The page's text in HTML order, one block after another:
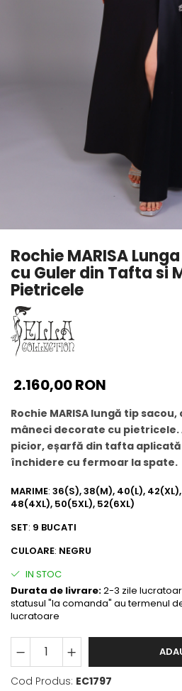
Rochie MARISA
cu Guler din Tafta si
Pietricele
2.160,00 RON
Rochie MARISA lungă tip
mâneci decorate cu
picior, eșarfă din tafta
închidere cu fermoar la spate.
MARIME: 36(S), 38(M), 40(L),
48(4XL), 50(5XL), 52(6XL)
SET: 9 BUCATI
CULOARE: NEGRU
IN STOC
Durata de livrare:2-3 zile
statusul "la comanda" au termenul
lucratoare
Cod Produs: EC1797